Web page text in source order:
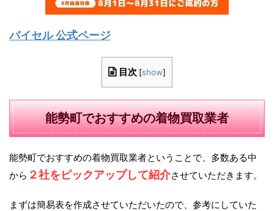
バイセル 公式ページ
目次 [show]
能勢町でおすすめの着物買取業者
能勢町でおすすめの着物買取業者ということで、多数ある中
から ２社をピックアップして紹介させていただきます。
まずは簡易表を作成させていただいたので、参考にしていた